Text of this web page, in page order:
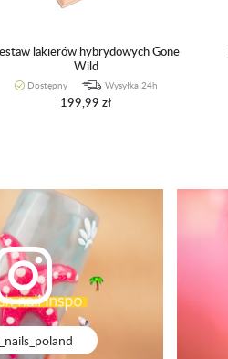
lakierów hybrydowych Gone
Wild
Dostępny Wysyłka 24h
199,99 zł